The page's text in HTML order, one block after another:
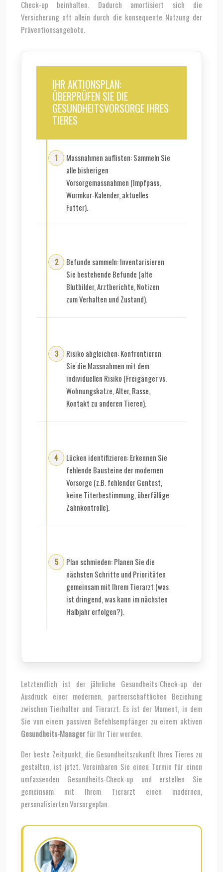
Check-up beinhalten. Dadurch amortisiert sich die
Versicherung oft allein durch die konsequente Nutzung der
Präventionsangebote.
IHR AKTIONSPLAN:
ÜBERPRÜFEN SIE DIE
GESUNDHEITSVORSORGE IHRES
TIERES
Massnahmen auflisten: Sammeln Sie
alle bisherigen
Vorsorgemassnahmen (Impfpass,
Wurmkur-Kalender, aktuelles
Futter).
Befunde sammeln: Inventarisieren
Sie bestehende Befunde (alte
Blutbilder, Arztberichte, Notizen
zum Verhalten und Zustand).
Risiko abgleichen: Konfrontieren
Sie die Massnahmen mit dem
individuellen Risiko (Freigänger vs.
Wohnungskatze, Alter, Rasse,
Kontakt zu anderen Tieren).
Lücken identifizieren: Erkennen Sie
fehlende Bausteine der modernen
Vorsorge (z.B. fehlender Gentest,
keine Titerbestimmung, überfällige
Zahnkontrolle).
Plan schmieden: Planen Sie die
nächsten Schritte und Prioritäten
gemeinsam mit Ihrem Tierarzt (was
ist dringend, was kann im nächsten
Halbjahr erfolgen?).
Letztendlich ist der jährliche Gesundheits-Check-up der
Ausdruck einer modernen, partnerschaftlichen Beziehung
zwischen Tierhalter und Tierarzt. Es ist der Moment, in dem
Sie von einem passiven Befehlsempfänger zu einem aktiven
Gesundheits-Managerfür Ihr Tier werden.
Der beste Zeitpunkt, die Gesundheitszukunft Ihres Tieres zu
gestalten, ist jetzt. Vereinbaren Sie einen Termin für einen
umfassenden Gesundheits-Check-up und erstellen Sie
gemeinsam mit Ihrem Tierarzt einen modernen,
personalisierten Vorsorgeplan.